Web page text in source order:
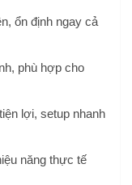
ổn định ngay cả
phù hợp cho
lợi, setup nhanh
năng thực tế